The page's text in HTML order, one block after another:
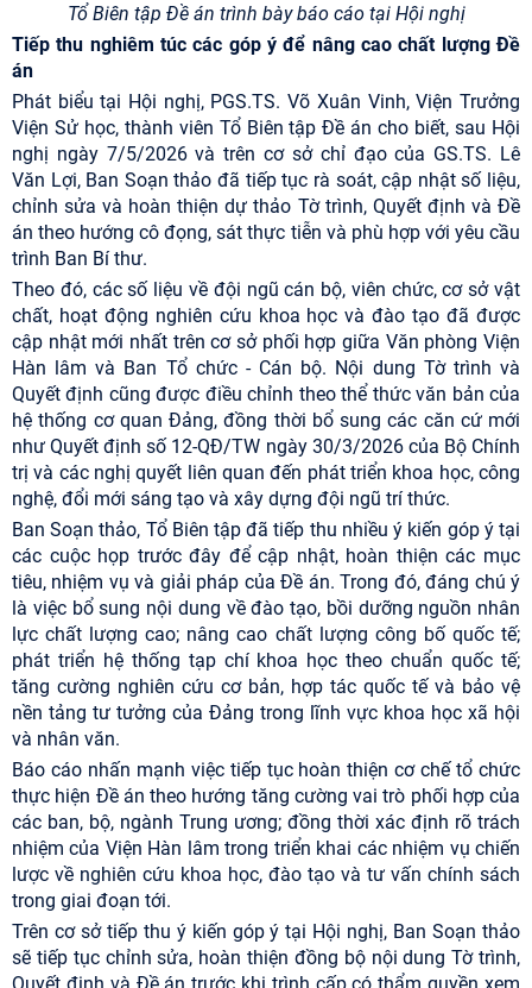
Tổ Biên tập Đề án trình bày báo cáo tại Hội nghị
Tiếp thu nghiêm túc các góp ý để nâng cao chất lượng Đề
án
Phát biểu tại Hội nghị, PGS.TS. Võ Xuân Vinh, Viện Trưởng
Viện Sử học, thành viên Tổ Biên tập Đề án cho biết, sau Hội
nghị ngày 7/5/2026 và trên cơ sở chỉ đạo của GS.TS. Lê
Văn Lợi, Ban Soạn thảo đã tiếp tục rà soát, cập nhật số liệu,
chỉnh sửa và hoàn thiện dự thảo Tờ trình, Quyết định và Đề
án theo hướng cô đọng, sát thực tiễn và phù hợp với yêu cầu
trình Ban Bí thư.
Theo đó, các số liệu về đội ngũ cán bộ, viên chức, cơ sở vật
chất, hoạt động nghiên cứu khoa học và đào tạo đã được
cập nhật mới nhất trên cơ sở phối hợp giữa Văn phòng Viện
Hàn lâm và Ban Tổ chức - Cán bộ. Nội dung Tờ trình và
Quyết định cũng được điều chỉnh theo thể thức văn bản của
hệ thống cơ quan Đảng, đồng thời bổ sung các căn cứ mới
như Quyết định số 12-QĐ/TW ngày 30/3/2026 của Bộ Chính
trị và các nghị quyết liên quan đến phát triển khoa học, công
nghệ, đổi mới sáng tạo và xây dựng đội ngũ trí thức.
Ban Soạn thảo, Tổ Biên tập đã tiếp thu nhiều ý kiến góp ý tại
các cuộc họp trước đây để cập nhật, hoàn thiện các mục
tiêu, nhiệm vụ và giải pháp của Đề án. Trong đó, đáng chú ý
là việc bổ sung nội dung về đào tạo, bồi dưỡng nguồn nhân
lực chất lượng cao; nâng cao chất lượng công bố quốc tế;
phát triển hệ thống tạp chí khoa học theo chuẩn quốc tế;
tăng cường nghiên cứu cơ bản, hợp tác quốc tế và bảo vệ
nền tảng tư tưởng của Đảng trong lĩnh vực khoa học xã hội
và nhân văn.
Báo cáo nhấn mạnh việc tiếp tục hoàn thiện cơ chế tổ chức
thực hiện Đề án theo hướng tăng cường vai trò phối hợp của
các ban, bộ, ngành Trung ương; đồng thời xác định rõ trách
nhiệm của Viện Hàn lâm trong triển khai các nhiệm vụ chiến
lược về nghiên cứu khoa học, đào tạo và tư vấn chính sách
trong giai đoạn tới.
Trên cơ sở tiếp thu ý kiến góp ý tại Hội nghị, Ban Soạn thảo
sẽ tiếp tục chỉnh sửa, hoàn thiện đồng bộ nội dung Tờ trình,